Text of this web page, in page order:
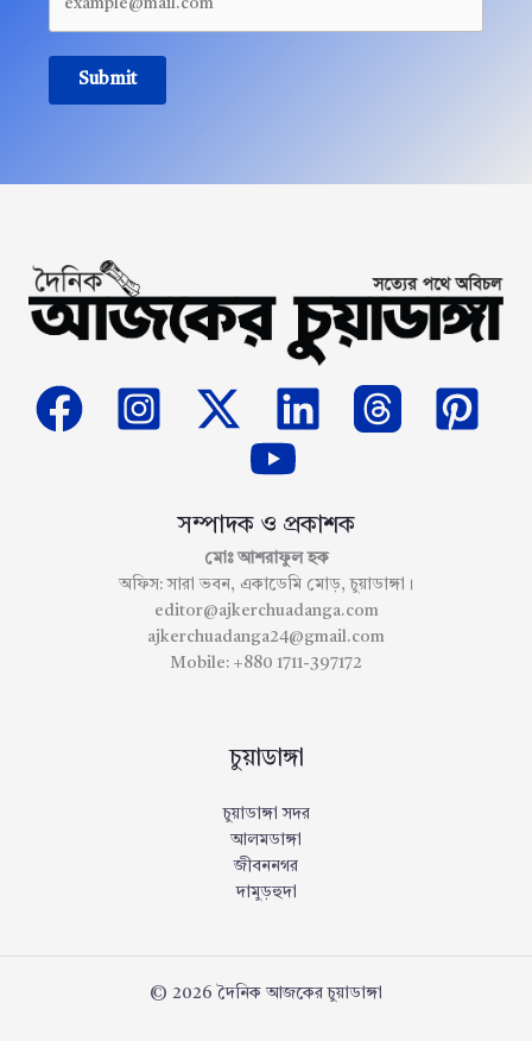
Submit
সম্পাদক ও প্রকাশক
মোঃ আশরাফুল হক
অফিস: সারা ভবন, একাডেমি মোড়, চুয়াডাঙ্গা।
editor@ajkerchuadanga.com
ajkerchuadanga24@gmail.com
Mobile: +880 1711-397172
চুয়াডাঙ্গা
চুয়াডাঙ্গা সদর
আলমডাঙ্গা
জীবননগর
দামুড়হুদা
© 2026 দৈনিক আজকের চুয়াডাঙ্গা